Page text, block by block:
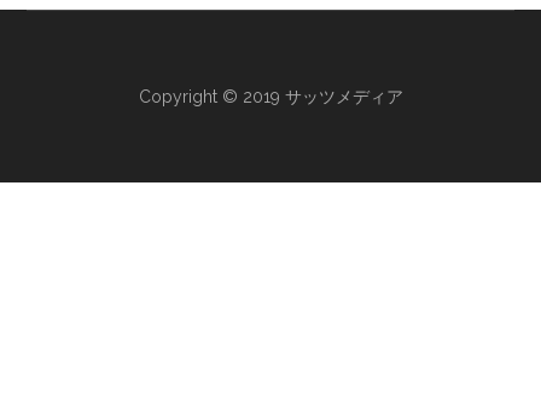
Copyright © 2019 サッツメディア